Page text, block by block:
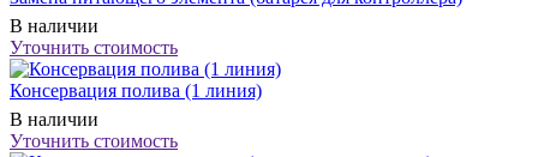
В наличии
Уточнить стоимость
Консервация полива (1 линия)
В наличии
Уточнить стоимость